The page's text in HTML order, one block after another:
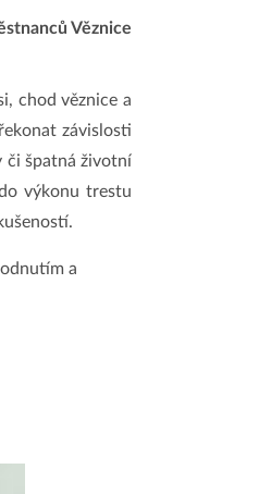
Věznice
chod věznice a
závislosti
či špatná životní
výkonu trestu
a